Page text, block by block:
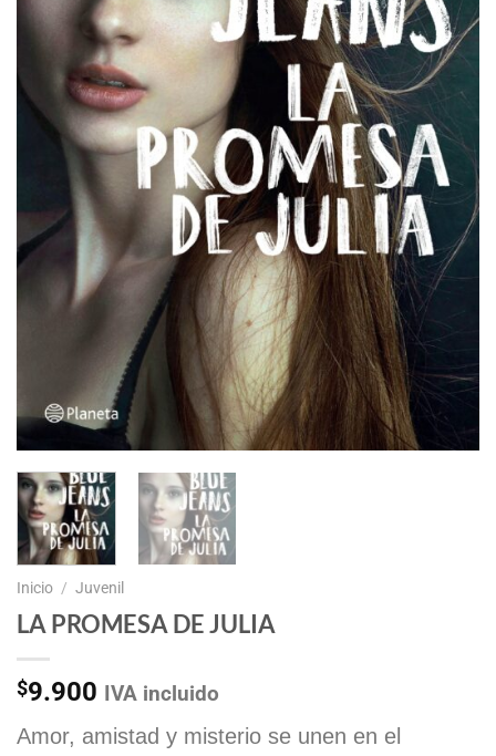
Inicio / Juvenil
LA PROMESA DE JULIA
$9.900 IVA incluido
Amor, amistad y misterio se unen en el